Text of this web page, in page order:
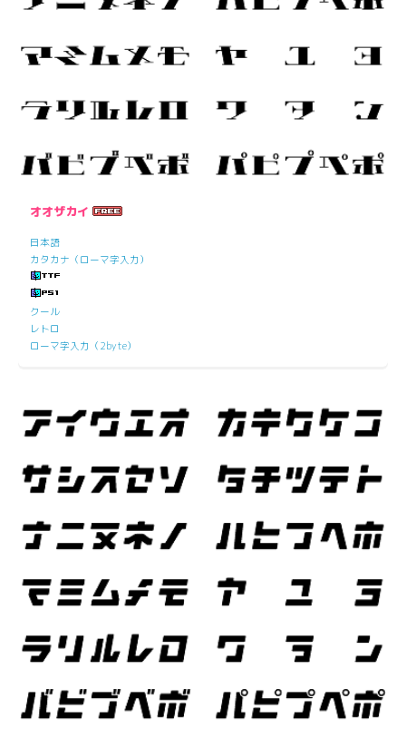
オオザカイ
日本語
カタカナ（ローマ字入力）
クール
レトロ
ローマ字入力（2byte）